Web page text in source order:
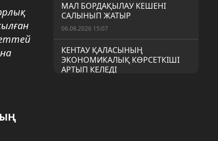
МАЛ БОРДАҚЫЛАУ КЕШЕНІ
САЛЫНЫП ЖАТЫР
06.08.2026 15:07
КЕНТАУ ҚАЛАСЫНЫҢ
ЭКОНОМИКАЛЫҚ КӨРСЕТКІШІ
АРТЫП КЕЛЕДІ